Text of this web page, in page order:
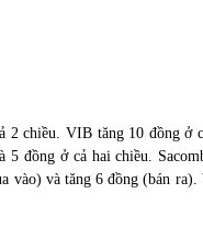
chiều. VIB tăng 10 đồng ở
đồng ở cả hai chiều.
vào) và tăng 6 đồng (bán